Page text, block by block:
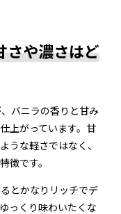
さや濃さはど
バニラの香りと甘み
上がっています。甘
うな軽さではなく、
徴です。
とかなりリッチでデ
っくり味わいたくな